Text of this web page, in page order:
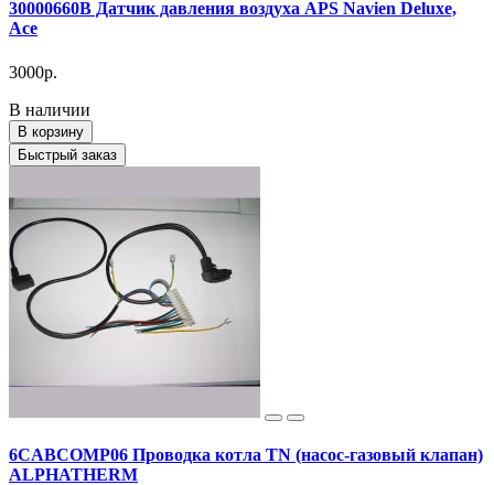
30000660B Датчик давления воздуха APS Navien Deluxe,
Ace
3000р.
В наличии
В корзину
Быстрый заказ
6CABCOMP06 Проводка котла TN (насос-газовый клапан)
ALPHATHERM